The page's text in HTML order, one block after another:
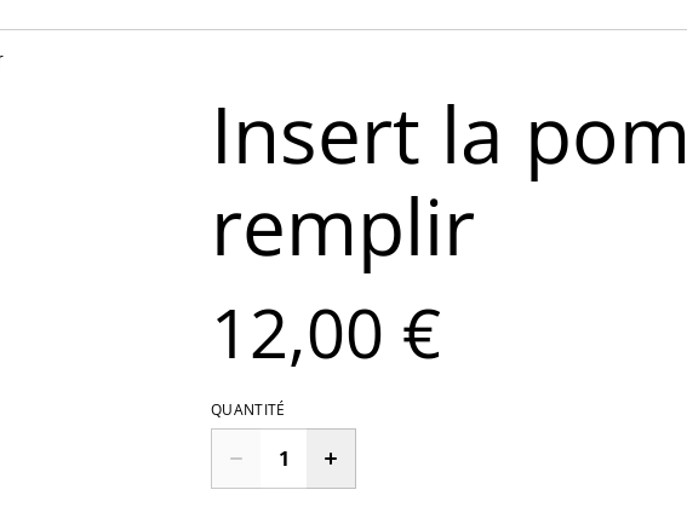
Insert la
remplir
12,00 €
QUANTITÉ